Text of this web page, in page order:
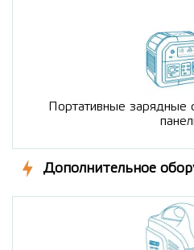
Портативные зарядные
Дополнительное